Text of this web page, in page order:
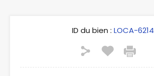
ID du bien : LOCA-6214